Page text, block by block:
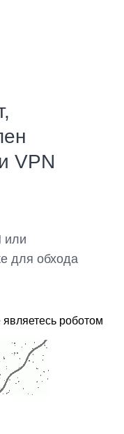
VPN
или
для обхода
роботом